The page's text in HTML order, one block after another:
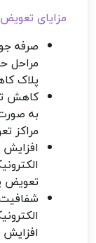
مزایای
صرفه
مراحل
پلاک
کاهش
به
مراکز
تعویض